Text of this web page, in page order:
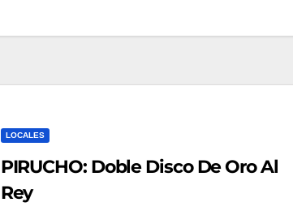
LOCALES
PIRUCHO: Doble Disco De Oro Al
Rey